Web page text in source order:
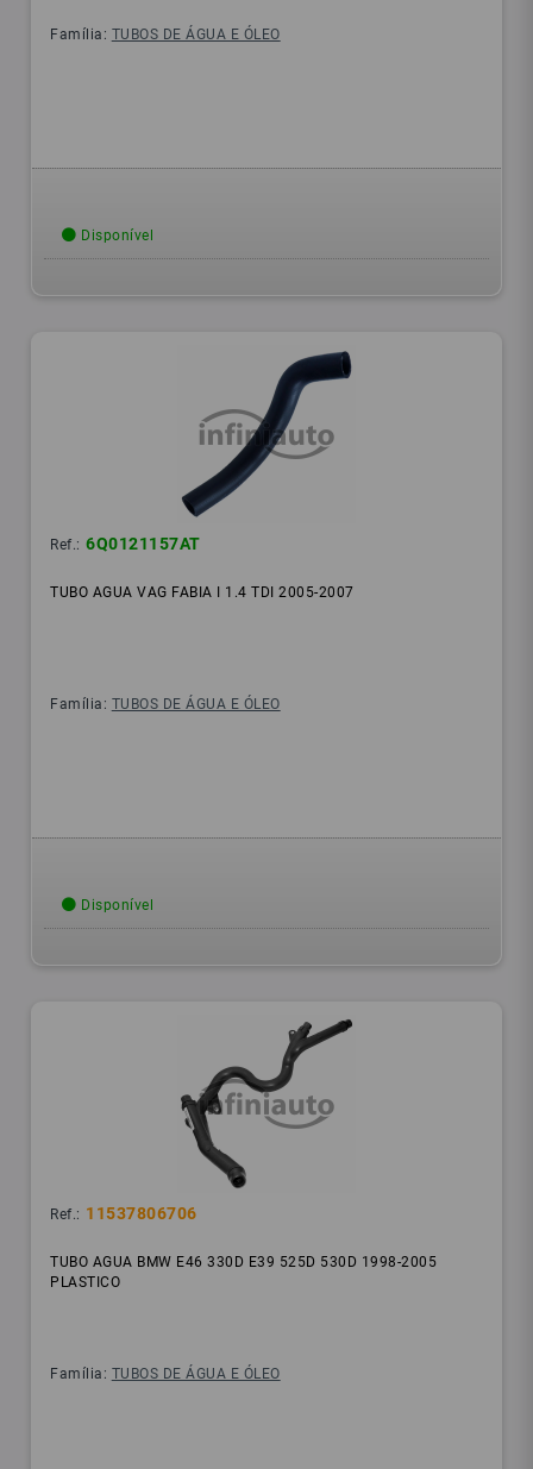
Família: TUBOS DE ÁGUA E ÓLEO
Disponível
Ref.: 6Q0121157AT
TUBO AGUA VAG FABIA I 1.4 TDI 2005-2007
Família: TUBOS DE ÁGUA E ÓLEO
Disponível
Ref.: 11537806706
TUBO AGUA BMW E46 330D E39 525D 530D 1998-2005
PLASTICO
Família: TUBOS DE ÁGUA E ÓLEO